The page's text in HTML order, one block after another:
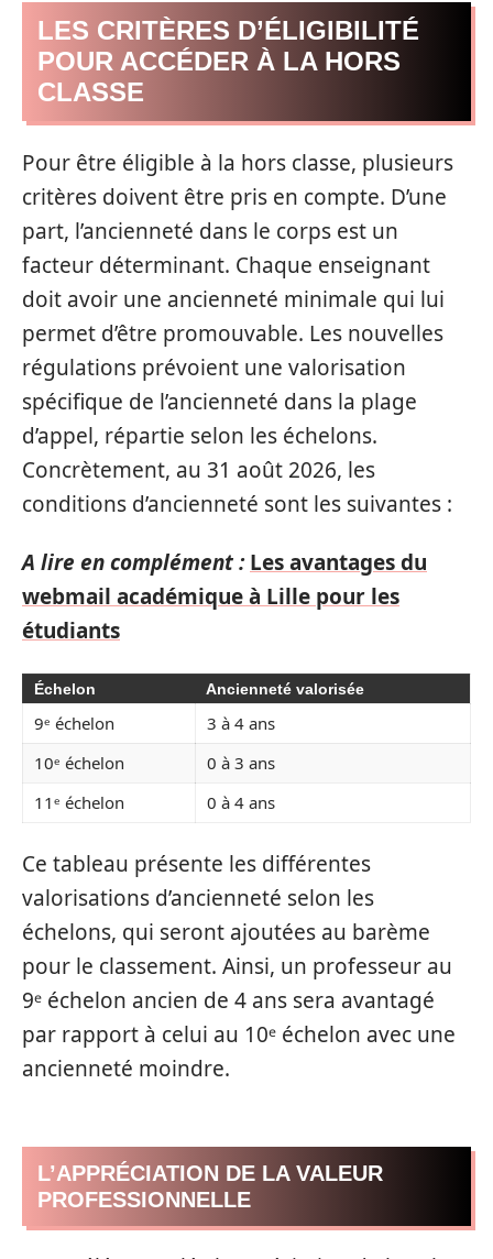
LES CRITÈRES D’ÉLIGIBILITÉ
POUR ACCÉDER À LA HORS
CLASSE
Pour être éligible à la hors classe, plusieurs
critères doivent être pris en compte. D’une
part, l’ancienneté dans le corps est un
facteur déterminant. Chaque enseignant
doit avoir une ancienneté minimale qui lui
permet d’être promouvable. Les nouvelles
régulations prévoient une valorisation
spécifique de l’ancienneté dans la plage
d’appel, répartie selon les échelons.
Concrètement, au 31 août 2026, les
conditions d’ancienneté sont les suivantes :
A lire en complément : Les avantages du
webmail académique à Lille pour les
étudiants
Échelon Ancienneté valorisée
9ᵉ échelon
3 à 4 ans
10ᵉ échelon
0 à 3 ans
11ᵉ échelon
0 à 4 ans
Ce tableau présente les différentes
valorisations d’ancienneté selon les
échelons, qui seront ajoutées au barème
pour le classement. Ainsi, un professeur au
9ᵉ échelon ancien de 4 ans sera avantagé
par rapport à celui au 10ᵉ échelon avec une
ancienneté moindre.
L’APPRÉCIATION DE LA VALEUR
PROFESSIONNELLE